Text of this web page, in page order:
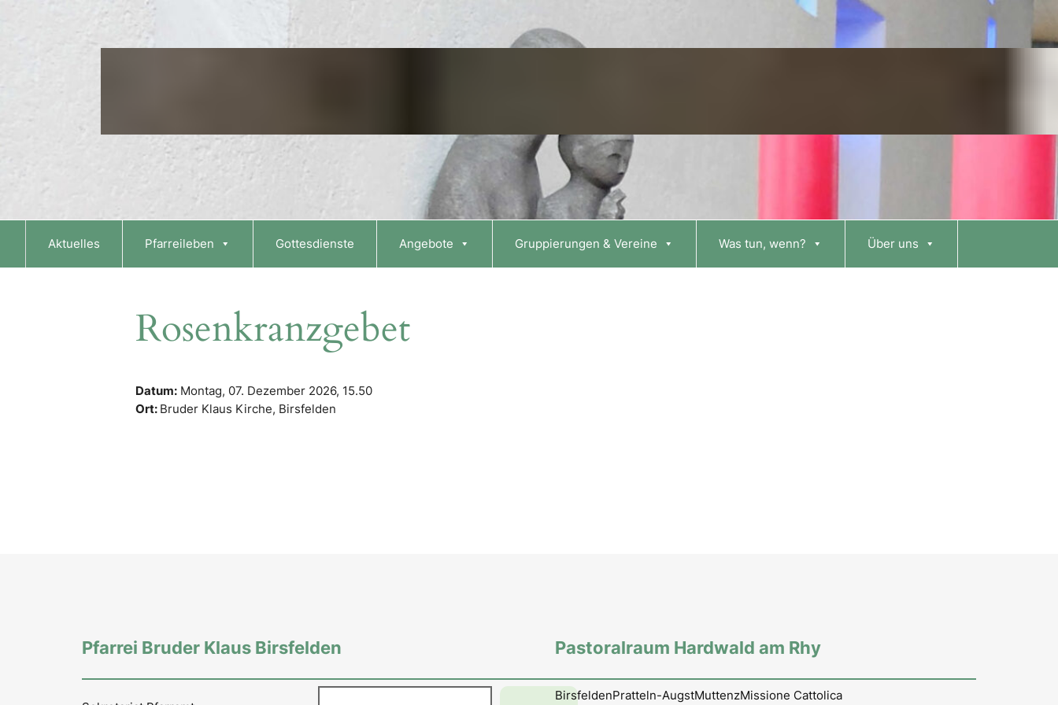
Aktuelles Pfarreileben Gottesdienste Angebote Gruppierungen & Vereine Was tun, wenn? Über uns
Rosenkranzgebet
Datum: Montag, 07. Dezember 2026, 15.50
Ort: Bruder Klaus Kirche, Birsfelden
Pfarrei Bruder Klaus Birsfelden Pastoralraum Hardwald am Rhy
BirsfeldenPratteln-AugstMuttenzMissione Cattolica